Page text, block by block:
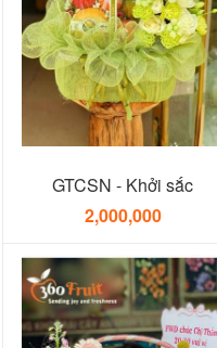
GTCSN - Khởi sắc
2,000,000